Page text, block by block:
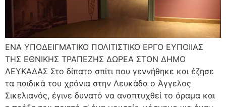
ΕΝΑ ΥΠΟΔΕΙΓΜΑΤΙΚΟ ΠΟΛΙΤΙΣΤΙΚΟ ΕΡΓΟ ΕΥΠΟΙΙΑΣ
ΤΗΣ ΕΘΝΙΚΗΣ ΤΡΑΠΕΖΗΣ ΔΩΡΕΑ ΣΤΟΝ ΔΗΜΟ
ΛΕΥΚΑΔΑΣ Στο δίπατο σπίτι που γεννήθηκε και έζησε
τα παιδικά του χρόνια στην Λευκάδα ο Άγγελος
Σικελιανός, έγινε δυνατό να αναπτυχθεί το όραμα και